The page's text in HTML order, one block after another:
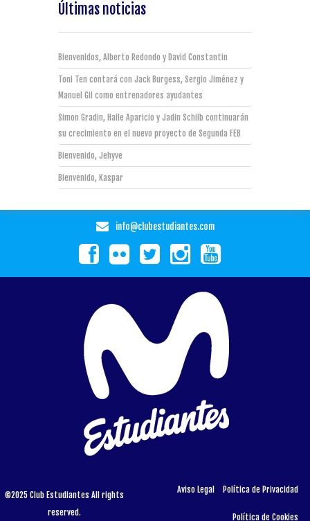
Últimas noticias
Bienvenidos, Alberto Redondo y David Constantin
Toni Ten contará con Jack Burgess, Sergio Jiménez y
Manuel Gil como entrenadores ayudantes
Simon Gradin, Haile Aparicio y Jadin Schilb continuarán
su crecimiento en el nuevo proyecto de Segunda FEB
Bienvenido, Jehyve
Bienvenido, Kaspar
info@clubestudiantes.com
©2025 Club Estudiantes All rights
reserved.
Aviso Legal Política de Privacidad
Política de Cookies